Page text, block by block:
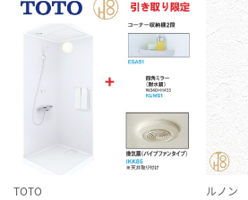
TOTO
ルノン